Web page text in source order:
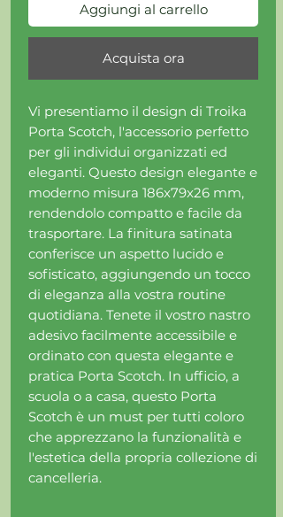
Aggiungi al carrello
Acquista ora
Vi presentiamo il design di Troika
Porta Scotch, l'accessorio perfetto
per gli individui organizzati ed
eleganti. Questo design elegante e
moderno misura 186x79x26 mm,
rendendolo compatto e facile da
trasportare. La finitura satinata
conferisce un aspetto lucido e
sofisticato, aggiungendo un tocco
di eleganza alla vostra routine
quotidiana. Tenete il vostro nastro
adesivo facilmente accessibile e
ordinato con questa elegante e
pratica Porta Scotch. In ufficio, a
scuola o a casa, questo Porta
Scotch è un must per tutti coloro
che apprezzano la funzionalità e
l'estetica della propria collezione di
cancelleria.